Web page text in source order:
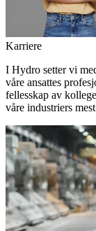
Karriere
I Hydro setter vi
våre ansattes
fellesskap av
våre industriers